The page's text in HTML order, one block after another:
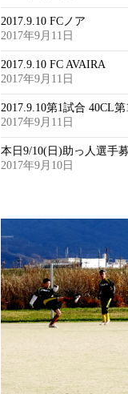
2017.9.10 FCノア
2017年9月11日
2017.9.10 FC AVAIRA
2017年9月11日
2017.9.10第1試合 40CL
2017年9月11日
本日9/10(日)助っ人選手募
2017年9月10日